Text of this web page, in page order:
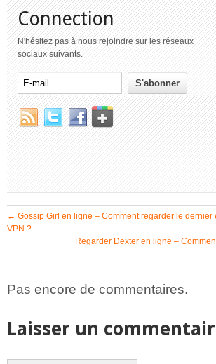
Connection
N'hésitez pas à nous rejoindre sur les réseaux
sociaux suivants.
← Gossip Girl en ligne – Comment regarder le
VPN ?
Regarder Dexter en ligne –
Pas encore de commentaires.
Laisser un